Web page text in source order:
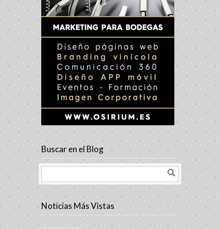
Buscar en el Blog
Noticias Más Vistas